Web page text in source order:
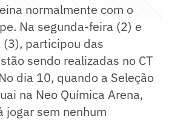
normalmente com o
Na segunda-feira (2) e
participou das
sendo realizadas no CT
dia 10, quando a Seleção
na Neo Química Arena,
jogar sem nenhum